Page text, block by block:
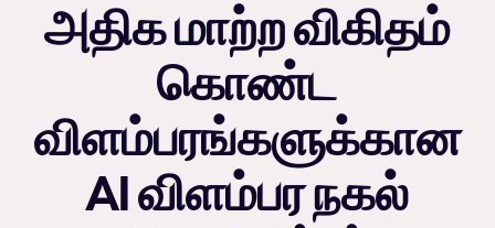
அதிக மாற்ற விகிதம்
கொண்ட
விளம்பரங்களுக்கான
AI விளம்பர நகல்